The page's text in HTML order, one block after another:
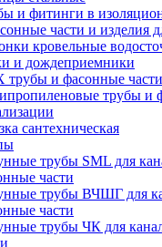
и фитинги в
части и изделия
кровельные
и дождеприемники
и фасонные части
трубы и
сантехническая
трубы SML для
части
трубы ВЧШГ для
части
трубы ЧК для